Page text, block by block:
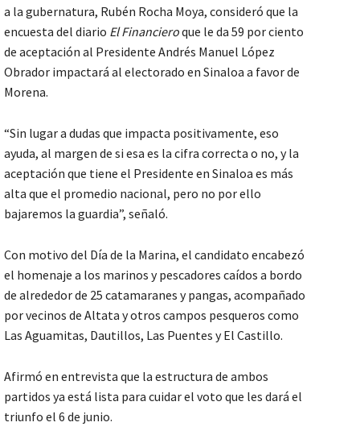
a la gubernatura, Rubén Rocha Moya, consideró que la
encuesta del diario El Financieroque le da 59 por ciento
de aceptación al Presidente Andrés Manuel López
Obrador impactará al electorado en Sinaloa a favor de
Morena.
“Sin lugar a dudas que impacta positivamente, eso
ayuda, al margen de si esa es la cifra correcta o no, y la
aceptación que tiene el Presidente en Sinaloa es más
alta que el promedio nacional, pero no por ello
bajaremos la guardia”, señaló.
Con motivo del Día de la Marina, el candidato encabezó
el homenaje a los marinos y pescadores caídos a bordo
de alrededor de 25 catamaranes y pangas, acompañado
por vecinos de Altata y otros campos pesqueros como
Las Aguamitas, Dautillos, Las Puentes y El Castillo.
Afirmó en entrevista que la estructura de ambos
partidos ya está lista para cuidar el voto que les dará el
triunfo el 6 de junio.